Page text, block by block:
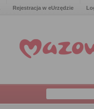
Rejestracja w eUrzędzie